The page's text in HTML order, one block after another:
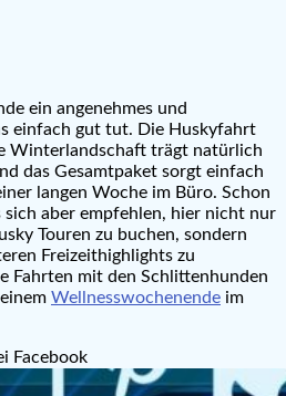
ein angenehmes und
einfach gut tut. Die Huskyfahrt
Winterlandschaft trägt natürlich
das Gesamtpaket sorgt einfach
langen Woche im Büro. Schon
sich aber empfehlen, hier nicht nur
Touren zu buchen, sondern
Freizeithighlights zu
Fahrten mit den Schlittenhunden
Wellnesswochenende im
Facebook